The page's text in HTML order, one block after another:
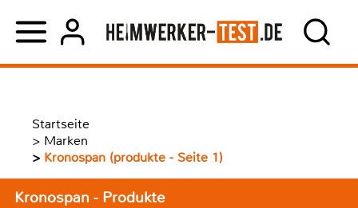
Startseite
> Marken
> Kronospan (produkte - Seite 1)
Kronospan - Produkte